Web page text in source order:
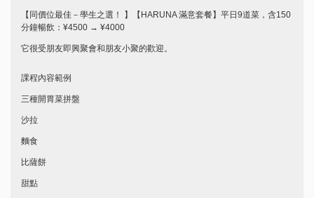
【同價位最佳－學生之選！ 】【HARUNA 滿意套餐】平日9道菜，含150
分鐘暢飲：¥4500 → ¥4000
它很受朋友即興聚會和朋友小聚的歡迎。
課程內容範例
三種開胃菜拼盤
沙拉
麵食
比薩餅
甜點